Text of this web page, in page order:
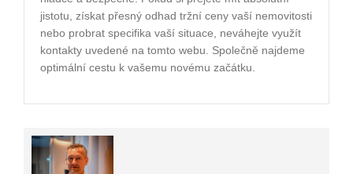
jistotu, získat přesný odhad tržní ceny vaší nemovitosti
nebo probrat specifika vaší situace, neváhejte využít
kontakty uvedené na tomto webu. Společně najdeme
optimální cestu k vašemu novému začátku.